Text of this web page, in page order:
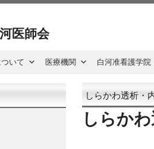
医師会
いて 医療機関 白河准看護学院
しらかわ透析・
しらか